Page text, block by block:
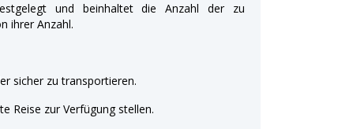
und beinhaltet die Anzahl der zu
ihrer Anzahl.
sicher zu transportieren.
Reise zur Verfügung stellen.